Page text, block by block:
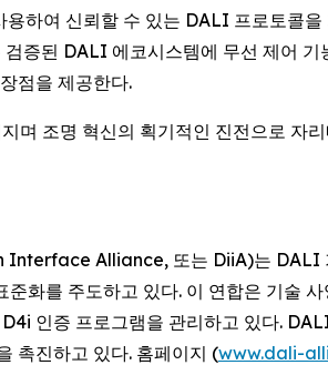
하여 신뢰할 수 있는 DALI 프로토콜
증된 DALI 에코시스템에 무선 제어
점을 제공한다.
며 조명 혁신의 획기적인 진전으로
Alliance, 또는 DiiA)는 DALI 기
화를 주도하고 있다. 이 연합은 기술
인증 프로그램을 관리하고 있다.
촉진하고 있다. 홈페이지 (www.dali-